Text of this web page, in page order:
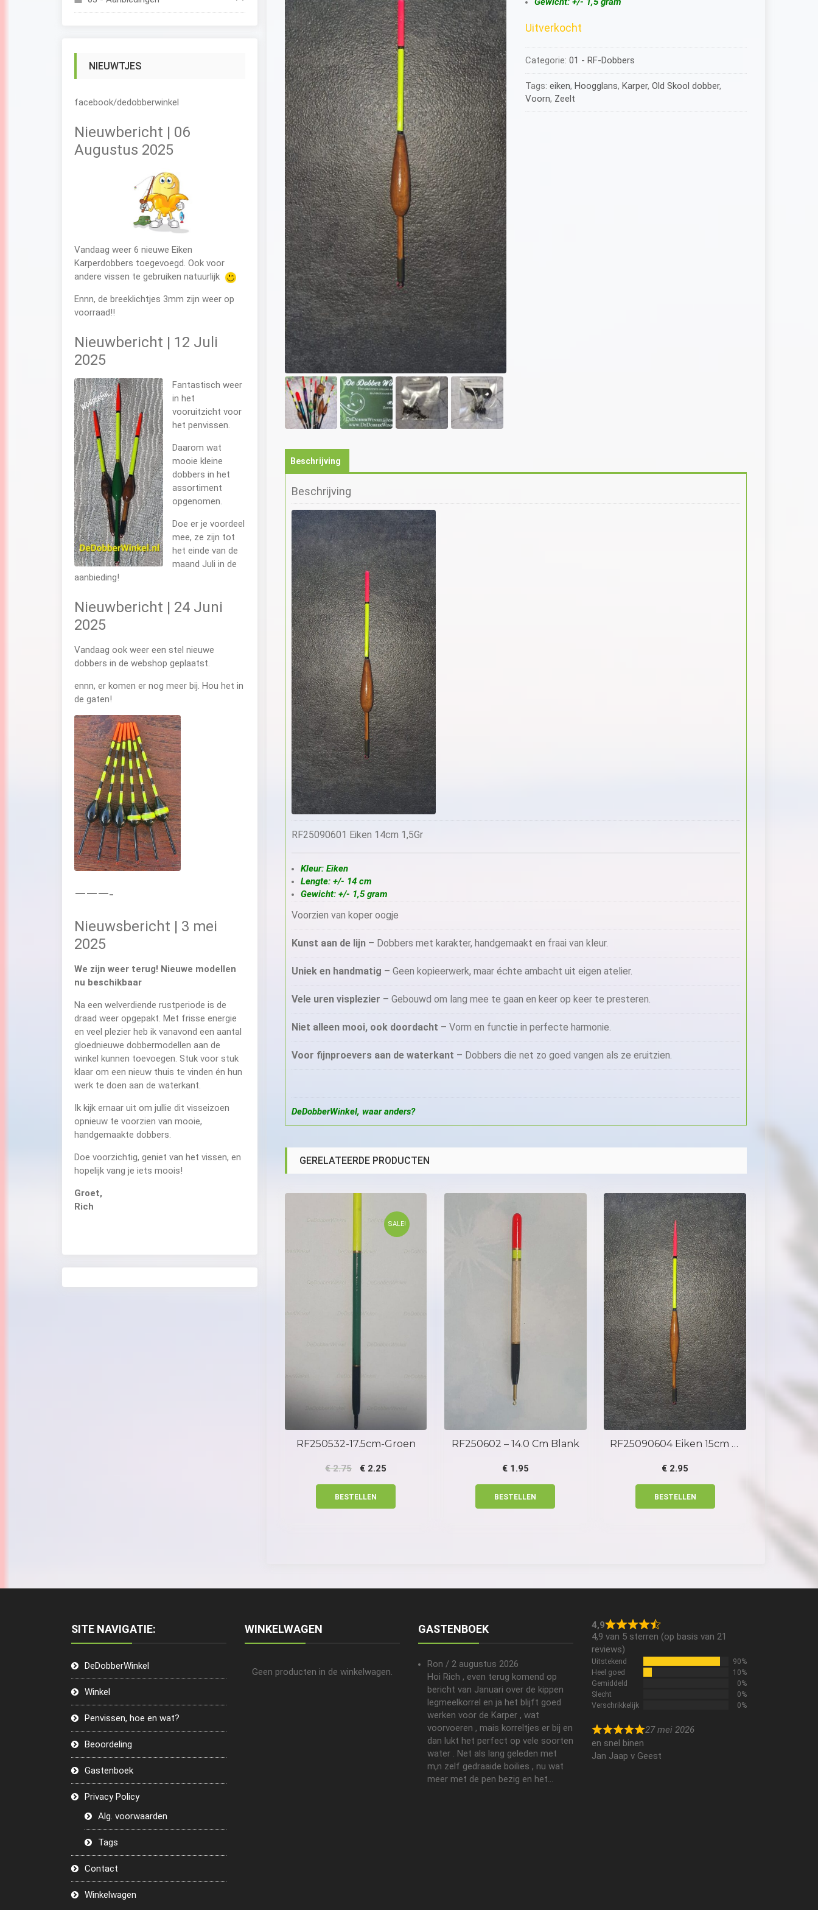
Uitverkocht
Categorie: 01 - RF-Dobbers
Tags: eiken, Hoogglans, Karper, Old Skool dobber,
Voorn, Zeelt
Beschrijving
Beschrijving
RF25090601 Eiken 14cm 1,5Gr
Kleur: Eiken
Lengte: +/- 14 cm
Gewicht: +/- 1,5 gram
Voorzien van koper oogje
Kunst aan de lijn – Dobbers met karakter, handgemaakt en fraai van kleur.
Uniek en handmatig – Geen kopieerwerk, maar échte ambacht uit eigen atelier.
Vele uren visplezier – Gebouwd om lang mee te gaan en keer op keer te presteren.
Niet alleen mooi, ook doordacht – Vorm en functie in perfecte harmonie.
Voor fijnproevers aan de waterkant – Dobbers die net zo goed vangen als ze eruitzien.
DeDobberWinkel, waar anders?
GERELATEERDE PRODUCTEN
SALE!
RF250532-17.5cm-Groen
€2.75 € 2.25
BESTELLEN
RF250602 – 14.0 Cm Blank
€1.95
BESTELLEN
RF25090604 Eiken 15cm 1,1Gr
€ 2.95
BESTELLEN
NIEUWTJES
facebook/dedobberwinkel
Nieuwbericht | 06
Augustus 2025
Vandaag weer 6 nieuwe Eiken
Karperdobbers toegevoegd. Ook voor
andere vissen te gebruiken natuurlijk
Ennn, de breeklichtjes 3mm zijn weer op
voorraad!!
Nieuwbericht | 12 Juli
2025
Fantastisch weer
in het
vooruitzicht voor
het penvissen.
Daarom wat
mooie kleine
dobbers in het
assortiment
opgenomen.
Doe er je voordeel
mee, ze zijn tot
het einde van de
maand Juli in de
aanbieding!
Nieuwbericht | 24 Juni
2025
Vandaag ook weer een stel nieuwe
dobbers in de webshop geplaatst.
ennn, er komen er nog meer bij. Hou het in
de gaten!
———-
Nieuwsbericht | 3 mei
2025
We zijn weer terug! Nieuwe modellen
nu beschikbaar
Na een welverdiende rustperiode is de
draad weer opgepakt. Met frisse energie
en veel plezier heb ik vanavond een aantal
gloednieuwe dobbermodellen aan de
winkel kunnen toevoegen. Stuk voor stuk
klaar om een nieuw thuis te vinden én hun
werk te doen aan de waterkant.
Ik kijk ernaar uit om jullie dit visseizoen
opnieuw te voorzien van mooie,
handgemaakte dobbers.
Doe voorzichtig, geniet van het vissen, en
hopelijk vang je iets moois!
Groet,
Rich
SITE NAVIGATIE:
DeDobberWinkel
Winkel
Penvissen, hoe en wat?
Beoordeling
Gastenboek
Privacy Policy
Alg. voorwaarden
Tags
Contact
Winkelwagen
WINKELWAGEN
Geen producten in de winkelwagen.
GASTENBOEK
Ron / 2 augustus 2026
Hoi Rich , even terug komend op
bericht van Januari over de kippen
legmeelkorrel en ja het blijft goed
werken voor de Karper , wat
voorvoeren , mais korreltjes er bij en
dan lukt het perfect op vele soorten
water . Net als lang geleden met
m,n zelf gedraaide boilies , nu wat
meer met de pen bezig en het...
4,9
4,9 van 5 sterren (op basis van 21
reviews)
Uitstekend
90%
Heel goed
10%
Gemiddeld
0%
Slecht
0%
Verschrikkelijk
0%
27 mei 2026
en snel binen
Jan Jaap v Geest